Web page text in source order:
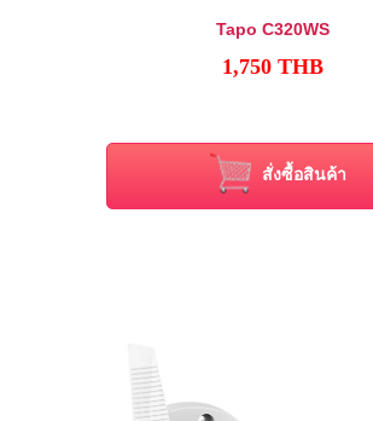
Tapo C320WS
1,750 THB
สั่งซื้อสินค้า